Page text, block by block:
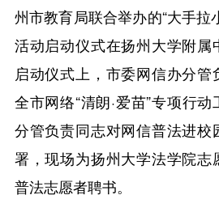
州市教育局联合举办的“大手拉
活动启动仪式在扬州大学附属
启动仪式上，市委网信办分
全市网络“清朗·爱苗”专项行
分管负责同志对网信普法进校
署，现场为扬州大学法学院志
普法志愿者聘书。